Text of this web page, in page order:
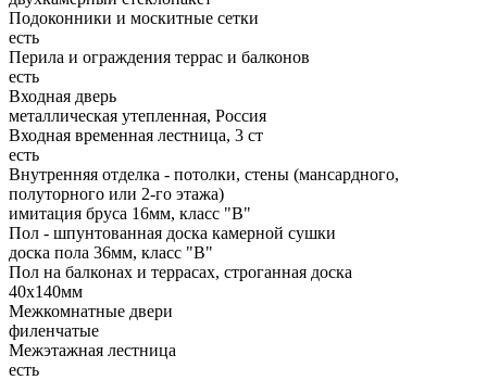
Подоконники и москитные сетки
есть
Перила и ограждения террас и балконов
есть
Входная дверь
металлическая утепленная, Россия
Входная временная лестница, 3 ст
есть
Внутренняя отделка - потолки, стены (мансардного,
полуторного или 2-го этажа)
имитация бруса 16мм, класс "В"
Пол - шпунтованная доска камерной сушки
доска пола 36мм, класс "B"
Пол на балконах и террасах, строганная доска
40x140мм
Межкомнатные двери
филенчатые
Межэтажная лестница
есть